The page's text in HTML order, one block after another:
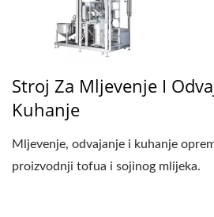
Stroj Za Mljevenje I
Kuhanje
Mljevenje, odvajanje i kuhanje
proizvodnji tofua i sojinog mlijeka.